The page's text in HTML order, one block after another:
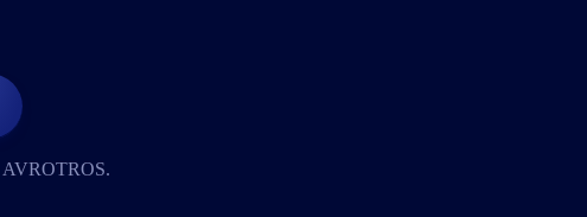
AVROTROS.